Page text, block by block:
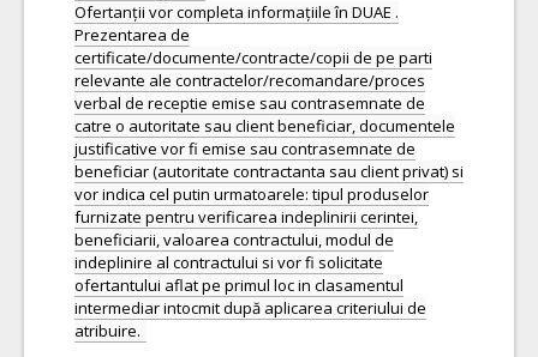
Ofertanții vor completa informațiile în DUAE .
Prezentarea de
certificate/documente/contracte/copii de pe parti
relevante ale contractelor/recomandare/proces
verbal de receptie emise sau contrasemnate de
catre o autoritate sau client beneficiar, documentele
justificative vor fi emise sau contrasemnate de
beneficiar (autoritate contractanta sau client privat) si
vor indica cel putin urmatoarele: tipul produselor
furnizate pentru verificarea indeplinirii cerintei,
beneficiarii, valoarea contractului, modul de
indeplinire al contractului si vor fi solicitate
ofertantului aflat pe primul loc in clasamentul
intermediar intocmit după aplicarea criteriului de